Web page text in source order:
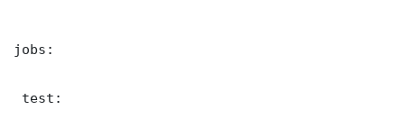
jobs:
test: